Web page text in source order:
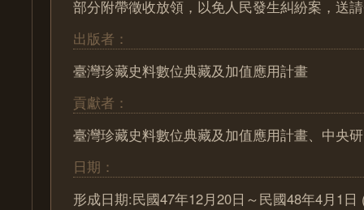
部分附帶徵收放領，以免人民發生糾紛案，送
出版者：
臺灣珍藏史料數位典藏及加值應用計畫
貢獻者：
臺灣珍藏史料數位典藏及加值應用計畫、中央
日期：
形成日期:民國47年12月20日～民國48年4月1日